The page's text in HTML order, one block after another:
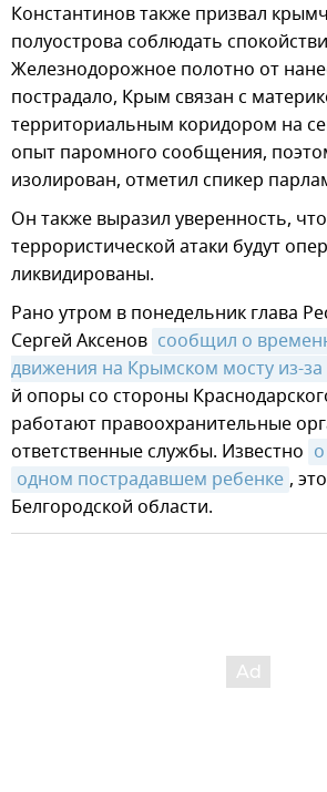
Константинов также призвал
полуострова соблюдать
Железнодорожное полотно от
пострадало, Крым связан с
территориальным коридором на
опыт паромного сообщения,
изолирован, отметил спикер
Он также выразил уверенность,
террористической атаки будут
ликвидированы.
Рано утром в понедельник глава
Сергей Аксенов сообщил о
движения на Крымском мосту из-
й опоры со стороны
работают правоохранительные
ответственные службы. Известно
одном пострадавшем ребенке ,
Белгородской области.